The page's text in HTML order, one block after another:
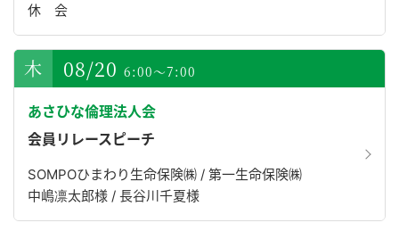
休 会
08/20 6:00～7:00
あさひな倫理法人会
会員リレースピーチ
SOMPOひまわり生命保険㈱ / 第一生命保険㈱
中嶋凛太郎様 / 長谷川千夏様